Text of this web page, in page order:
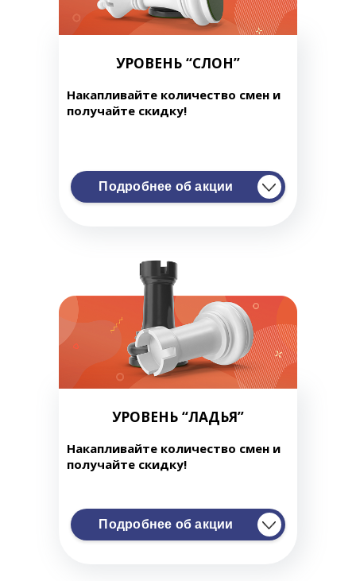
УРОВЕНЬ “СЛОН”
Накапливайте количество смен и
получайте скидку!
Подробнее об акции
УРОВЕНЬ “ЛАДЬЯ”
Накапливайте количество смен и
получайте скидку!
Подробнее об акции